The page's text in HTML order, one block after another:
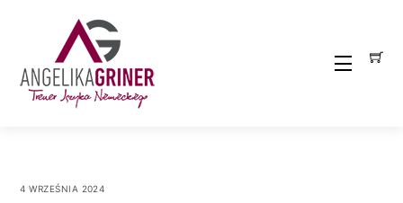
Menu
4 WRZEŚNIA 2024